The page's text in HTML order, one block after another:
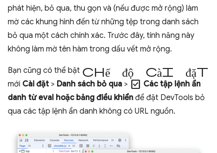
phát hiện, bỏ qua, thu gọn và (nếu được mở rộng) làm
mờ các khung hình đến từ những tệp trong danh sách
bỏ qua một cách chính xác. Trước đây, tính năng này
không làm mờ tên hàm trong dấu vết mở rộng.
Bạn cũng có thể bật chế độ cài đặt
mới Cài đặt > Danh sách bỏ qua > check_box Các tập lệnh ẩn
danh từ eval hoặc bảng điều khiển để đặt DevTools bỏ
qua các tập lệnh ẩn danh không có URL nguồn.